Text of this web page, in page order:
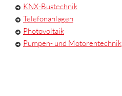
KNX-Bustechnik
Telefonanlagen
Photovoltaik
Pumpen- und Motorentechnik